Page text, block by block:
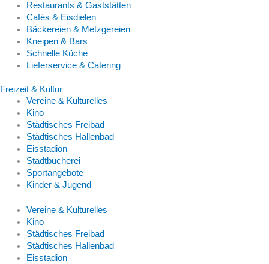
Restaurants & Gaststätten
Cafés & Eisdielen
Bäckereien & Metzgereien
Kneipen & Bars
Schnelle Küche
Lieferservice & Catering
Freizeit & Kultur
Vereine & Kulturelles
Kino
Städtisches Freibad
Städtisches Hallenbad
Eisstadion
Stadtbücherei
Sportangebote
Kinder & Jugend
Vereine & Kulturelles
Kino
Städtisches Freibad
Städtisches Hallenbad
Eisstadion